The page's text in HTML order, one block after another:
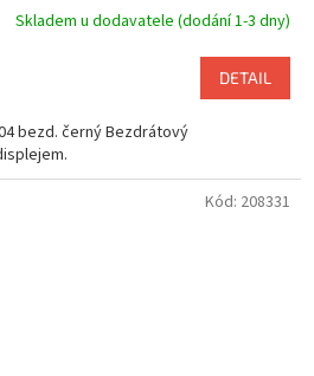
Skladem u dodavatele (dodání 1-3 dny)
DETAIL
bezd. černý Bezdrátový
Kód: 208331